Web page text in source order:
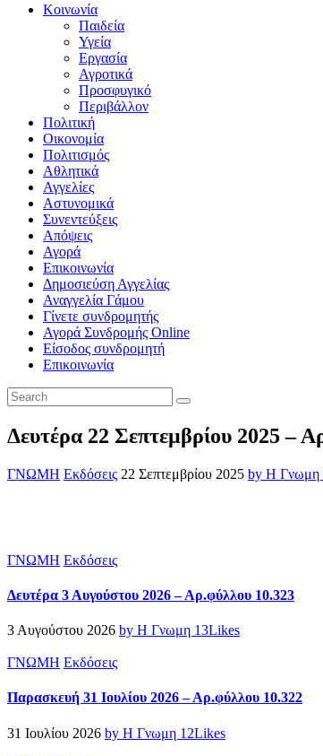
Κοινωνία
Παιδεία
Υγεία
Εργασία
Αγροτικά
Προσφυγικό
Περιβάλλον
Πολιτική
Οικονομία
Πολιτισμός
Αθλητικά
Αγγελίες
Αστυνομικά
Συνεντεύξεις
Απόψεις
Αγορά
Επικοινωνία
Δημοσιεύση Αγγελίας
Αναγγελία Γάμου
Γίνετε συνδρομητής
Αγορά Συνδρομής Online
Είσοδος συνδρομητή
Επικοινωνία
Δευτέρα 22 Σεπτεμβρίου 2025 –
ΓΝΩΜΗ Εκδόσεις 22 Σεπτεμβρίου 2025 by Η Γνωμη
ΓΝΩΜΗ Εκδόσεις
Δευτέρα 3 Αυγούστου 2026 – Αρ.φύλλου 10.323
3 Αυγούστου 2026 by Η Γνωμη 13Likes
ΓΝΩΜΗ Εκδόσεις
Παρασκευή 31 Ιουλίου 2026 – Αρ.φύλλου 10.322
31 Ιουλίου 2026 by Η Γνωμη 12Likes